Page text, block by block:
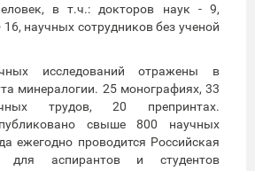
в т.ч.: докторов наук - 9,
научных сотрудников без ученой
исследований отражены в
минералогии. 25 монографиях, 33
трудов, 20 препринтах.
свыше 800 научных
ежегодно проводится Российская
для аспирантов и студентов